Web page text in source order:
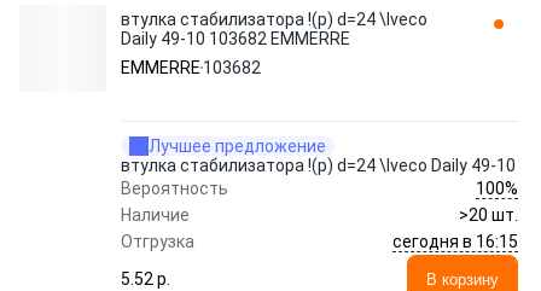
втулка стабилизатора !(р) d=24 \Iveco
Daily 49-10 103682 EMMERRE
EMMERRE 103682
Лучшее предложение
втулка стабилизатора !(р) d=24 \Iveco Daily 49-10
Вероятность
100%
Наличие
>20 шт.
Отгрузка
сегодня в 16:15
5.52 p.
В корзину